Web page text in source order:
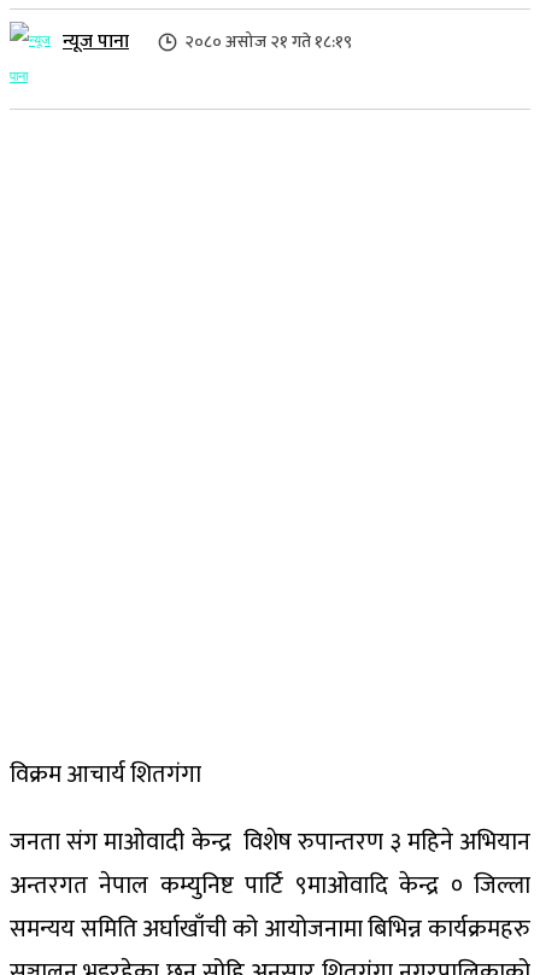
न्यूज पाना २०८० असोज २१ गते १८:१९
विक्रम आचार्य शितगंगा
जनता संग माओवादी केन्द्र विशेष रुपान्तरण ३ महिने अभियान
अन्तरगत नेपाल कम्युनिष्ट पार्टि ९माओवादि केन्द्र ० जिल्ला
समन्यय समिति अर्घाखाँची को आयोजनामा बिभिन्न कार्यक्रमहरु